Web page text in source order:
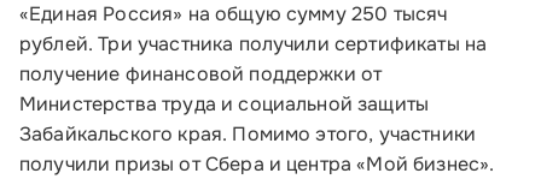
Телефон:
8 800 100-11-00
Время работы:
по будням с 10:00 до 19:00
«Единая Россия» на общую сумму 250 тысяч
рублей. Три участника получили сертификаты на
получение финансовой поддержки от
Министерства труда и социальной защиты
Забайкальского края. Помимо этого, участники
получили призы от Сбера и центра «Мой бизнес».